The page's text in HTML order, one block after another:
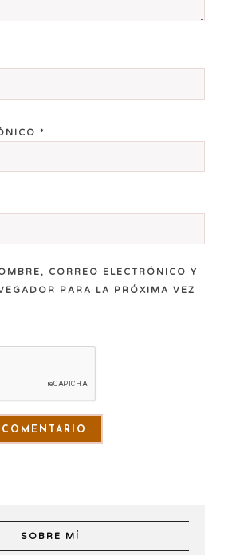
*
CORREO ELECTRÓNICO Y
PARA LA PRÓXIMA VEZ
SOBRE MÍ